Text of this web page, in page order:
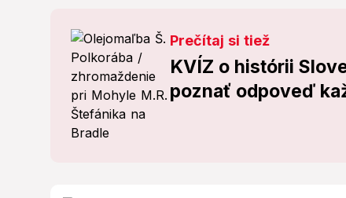
Prečítaj si tiež
KVÍZ o histórii
poznať odpoveď